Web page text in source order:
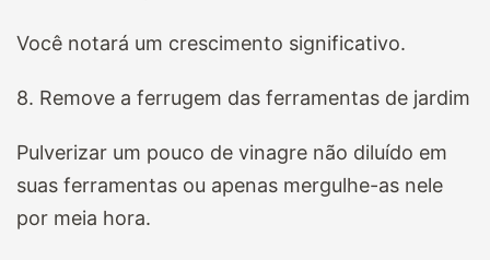
Você notará um crescimento significativo.
8. Remove a ferrugem das ferramentas de jardim
Pulverizar um pouco de vinagre não diluído em
suas ferramentas ou apenas mergulhe-as nele
por meia hora.